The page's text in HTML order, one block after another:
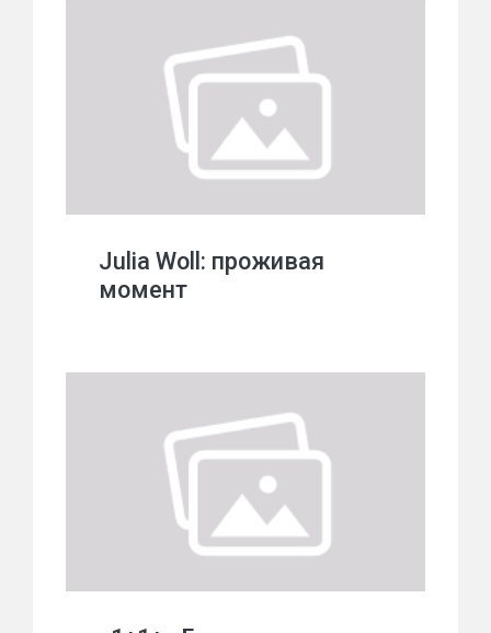
Julia Woll: проживая
момент